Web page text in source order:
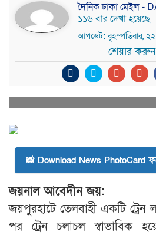
দৈনিক ঢাকা মেইল -
১১৬ বার দেখা হয়েছে
আপডেট: বৃহস্পতিবার,
শেয়ার করুন
📸 Download News PhotoCard
জয়নাল আবেদীন জয়:
জয়পুরহাটে তেলবাহী একটি ট্রেন
পর ট্রেন চলাচল স্বাভাবিক